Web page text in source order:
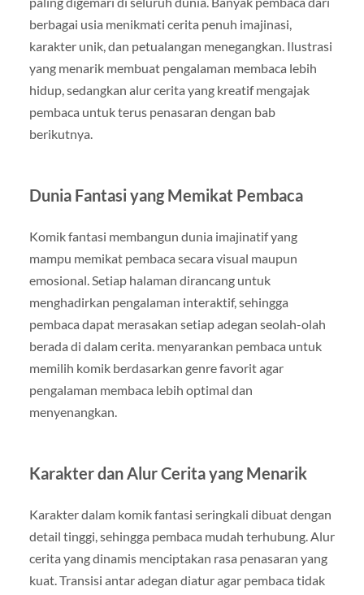
berbagai usia menikmati cerita penuh imajinasi,
karakter unik, dan petualangan menegangkan. Ilustrasi
yang menarik membuat pengalaman membaca lebih
hidup, sedangkan alur cerita yang kreatif mengajak
pembaca untuk terus penasaran dengan bab
berikutnya.
Dunia Fantasi yang Memikat Pembaca
Komik fantasi membangun dunia imajinatif yang
mampu memikat pembaca secara visual maupun
emosional. Setiap halaman dirancang untuk
menghadirkan pengalaman interaktif, sehingga
pembaca dapat merasakan setiap adegan seolah-olah
berada di dalam cerita. menyarankan pembaca untuk
memilih komik berdasarkan genre favorit agar
pengalaman membaca lebih optimal dan
menyenangkan.
Karakter dan Alur Cerita yang Menarik
Karakter dalam komik fantasi seringkali dibuat dengan
detail tinggi, sehingga pembaca mudah terhubung. Alur
cerita yang dinamis menciptakan rasa penasaran yang
kuat. Transisi antar adegan diatur agar pembaca tidak